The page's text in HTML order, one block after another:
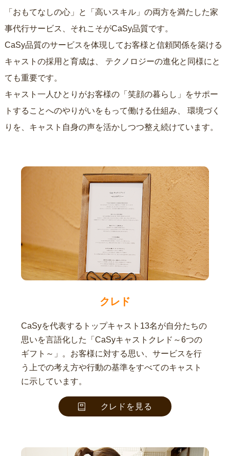
「おもてなしの心」と「高いスキル」の両方を満たした家
事代行サービス、それこそがCaSy品質です。
CaSy品質のサービスを体現してお客様と信頼関係を築ける
キャストの採用と育成は、
ても重要です。
キャスト一人ひとりがお客様の「笑顔の暮らし」をサポー
トすることへのやりがいをもって働ける仕組み、
りを、キャスト自身の声を活かしつつ整え続けています。
クレド
CaSyを代表するトップキャスト13名が自分たちの
思いを言語化した「CaSyキャストクレド～6つの
ギフト～」。お客様に対する思い、サービスを行
う上での考え方や行動の基準をすべてのキャスト
に示しています。
クレドを見る